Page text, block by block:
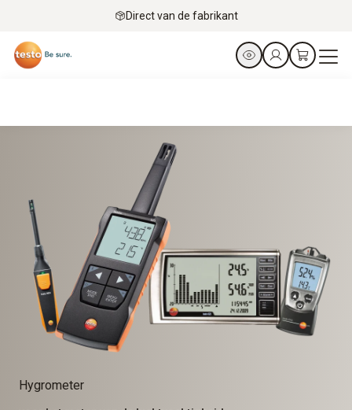
Direct van de fabrikant
Hygrometer